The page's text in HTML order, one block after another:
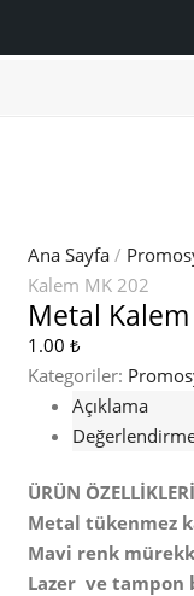
Ana Sayfa/
Kalem MK 202
Metal
1.00 ₺
Kategoriler:
Açıklama
ÜRÜN ÖZELLİKLERİ
Metal tükenmez
Mavi renk
Lazer ve tampon